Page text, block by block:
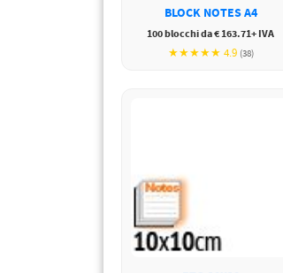
DORSALI TARGHE
PETTORALI NUMERI DA
PETTORALI CON NOME ATLETA
BLOCK NOTES A4
100 blocchi da € 163.71+ IVA
★★★★★ 4.9 (38)